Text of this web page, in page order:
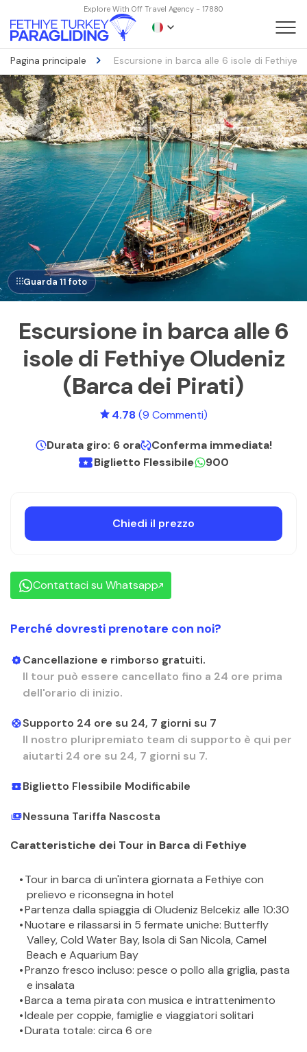
Explore With Off Travel Agency - 17880
Pagina principale Escursione in barca alle 6 isole di Fethiye
Guarda 11 foto
Escursione in barca alle 6
isole di Fethiye Oludeniz
(Barca dei Pirati)
4.78(9 Commenti)
Durata giro: 6 ora
Conferma immediata!
Biglietto Flessibile
900
Chiedi il prezzo
Contattaci su Whatsapp
Perché dovresti prenotare con noi?
Cancellazione e rimborso gratuiti.
Il tour può essere cancellato fino a 24 ore prima
dell'orario di inizio.
Supporto 24 ore su 24, 7 giorni su 7
Il nostro pluripremiato team di supporto è qui per
aiutarti 24 ore su 24, 7 giorni su 7.
Biglietto Flessibile Modificabile
Nessuna Tariffa Nascosta
Caratteristiche dei Tour in Barca di Fethiye
Tour in barca di un'intera giornata a Fethiye con
prelievo e riconsegna in hotel
Partenza dalla spiaggia di Oludeniz Belcekiz alle 10:30
Nuotare e rilassarsi in 5 fermate uniche: Butterfly
Valley, Cold Water Bay, Isola di San Nicola, Camel
Beach e Aquarium Bay
Pranzo fresco incluso: pesce o pollo alla griglia, pasta
e insalata
Barca a tema pirata con musica e intrattenimento
Ideale per coppie, famiglie e viaggiatori solitari
Durata totale: circa 6 ore